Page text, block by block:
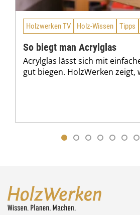
Holzwerken TV Holz-Wissen Tipps
So biegt man Acrylglas
Acrylglas lässt sich mit
gut biegen. HolzWerken zeigt,